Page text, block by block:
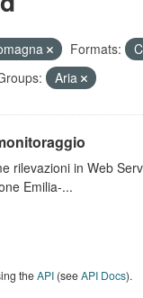
Formats:
Aria
rilevazioni in Web
Emilia-...
theAPI(seeAPI Docs).